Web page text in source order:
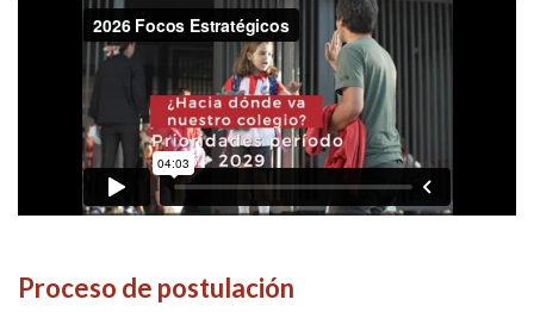
Proceso de postulación